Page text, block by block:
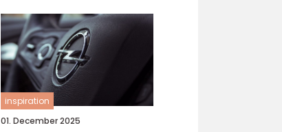
og events
inspiration
01. December 2025